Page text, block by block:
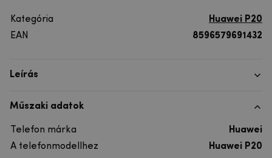
Kategória
Huawei P20
EAN
8596579691432
Leírás
Műszaki adatok
Telefon márka
Huawei
A telefonmodellhez
Huawei P20